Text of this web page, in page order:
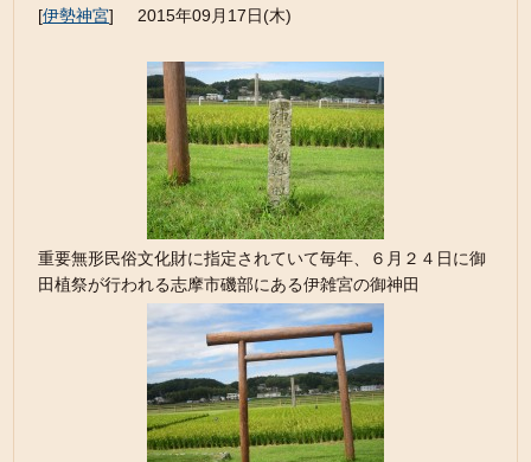
[伊勢神宮] 2015年09月17日(木)
重要無形民俗文化財に指定されていて毎年、６月２４日に御
田植祭が行われる志摩市磯部にある伊雑宮の御神田